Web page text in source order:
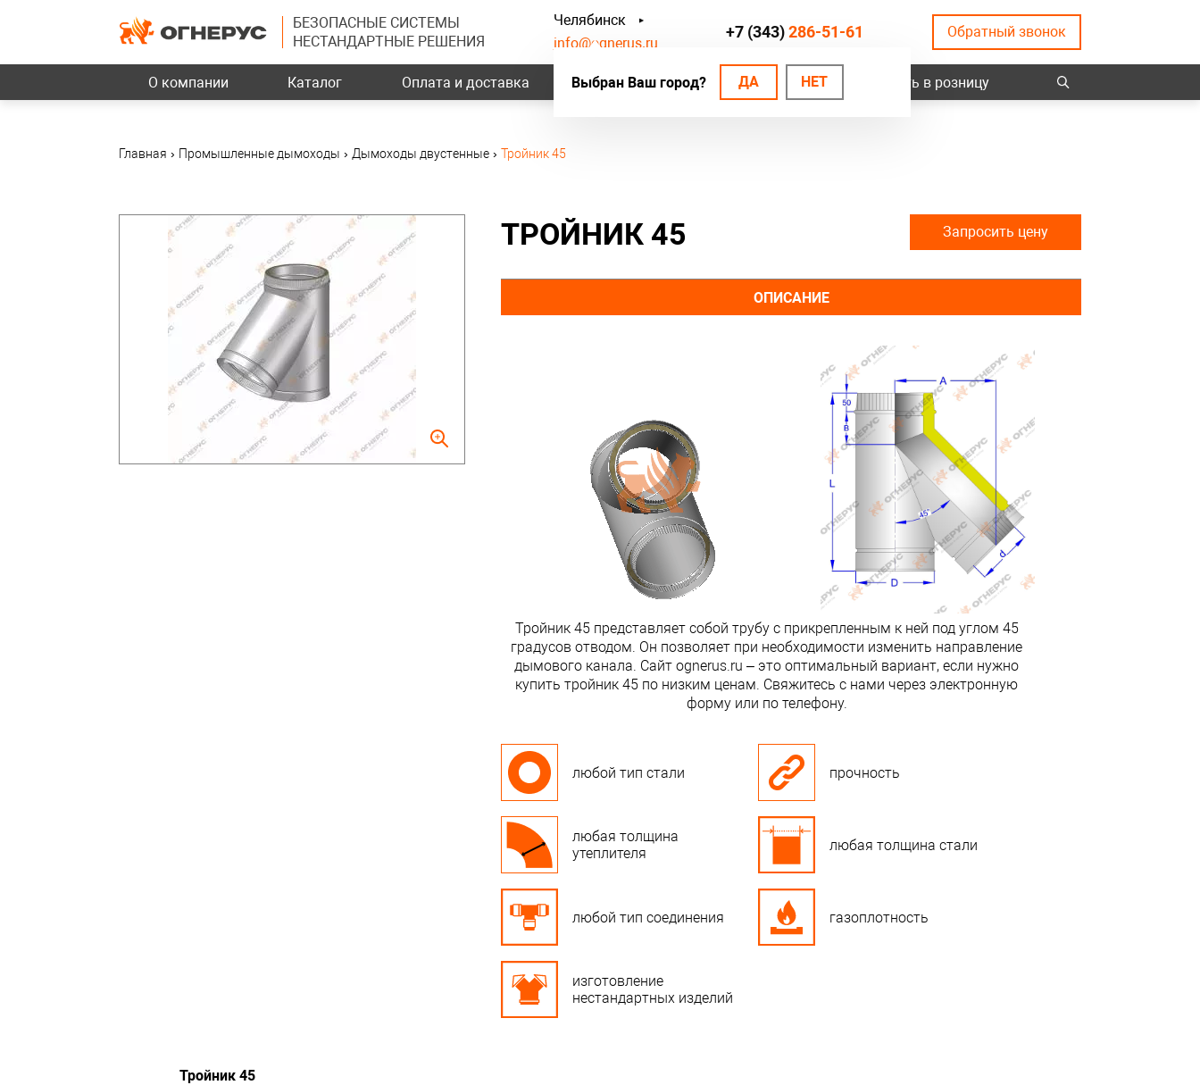
БЕЗОПАСНЫЕ СИСТЕМЫ
НЕСТАНДАРТНЫЕ РЕШЕНИЯ
Челябинск
Выбран Ваш город? ДА НЕТ
info@ognerus.ru
+7 (343)286-51-61 Обратный звонок
О компании Каталог Оплата и доставка Наши объекты Контакты Купить в розницу
Главная › Промышленные дымоходы › Дымоходы двустенные › Тройник 45
ТРОЙНИК 45 Запросить цену
ОПИСАНИЕ
Тройник 45 представляет собой трубу с прикрепленным к ней под углом 45
градусов отводом. Он позволяет при необходимости изменить направление
дымового канала. Сайт ognerus.ru – это оптимальный вариант, если нужно
купить тройник 45 по низким ценам. Свяжитесь с нами через электронную
форму или по телефону.
любой тип стали прочность
любая толщина
утеплителя
любая толщина стали
любой тип соединения газоплотность
изготовление
нестандартных изделий
Тройник 45